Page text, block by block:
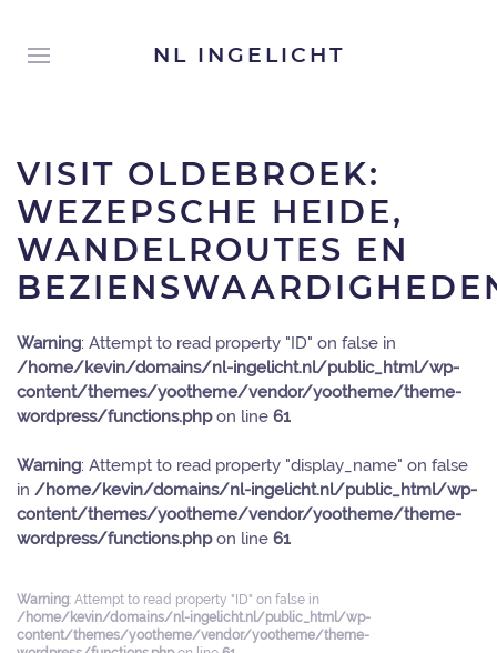
NL INGELICHT
VISIT OLDEBROEK:
WEZEPSCHE HEIDE,
WANDELROUTES EN
Warning: Attempt to read property "ID" on false in
/home/kevin/domains/nl-ingelicht.nl/public_html/wp-
content/themes/yootheme/vendor/yootheme/theme-
wordpress/functions.phpon line 61
Warning: Attempt to read property "display_name" on false
in /home/kevin/domains/nl-ingelicht.nl/public_html/wp-
content/themes/yootheme/vendor/yootheme/theme-
wordpress/functions.phpon line 61
Warning: Attempt to read property "ID" on false in
/home/kevin/domains/nl-ingelicht.nl/public_html/wp-
content/themes/yootheme/vendor/yootheme/theme-